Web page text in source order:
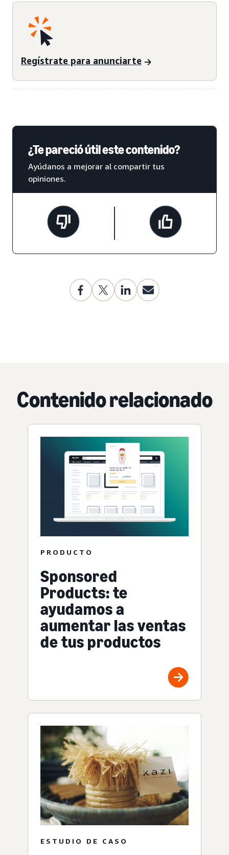
Regístrate para anunciarte
¿Te pareció útil este contenido?
Ayúdanos a mejorar al compartir tus
opiniones.
Contenido relacionado
PRODUCTO
Sponsored
Products: te
ayudamos a
aumentar las ventas
de tus productos
ESTUDIO DE CASO